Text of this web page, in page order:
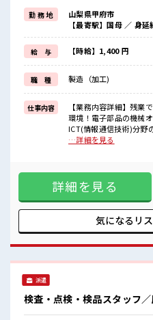
明るすぎたり奇抜でなければ基本
(規定有)≪ラクラク制服アリ≫
制服があるので、
毎日の服装の悩み解消♪
≪初めての仕事だけど自分にもで
新しいことにチャレンジするのは
しっかり働く環境が整っています！
イチからスキルUP・ステップUP
≪様々なお仕事をご提案≫
一人で悩まず気軽に相談できる、
派遣のお仕事です！
■職場の雰囲気
休憩時間にゆっくりできるスペー
職場にはロッカー完備！
私物の置きすぎには注意が必要で
勤 務 地
山梨県甲府市
【最寄駅】国母 ／ 身延
給 与 【時給】1,400 円
職 種 製造（加工)
仕事内容
【業務内容詳細】残業
環境！電子部品の機械
ICT(情報通信技術)分野
ォン、PC、自動車向け
働く≫ 明るすぎたり奇
有)≪ラクラク制服アリ≫
み解消♪ ≪初めての仕
とにチャレンジするの
っています！ イチから
ましょう！ ≪様々なお
りのあるアナタは必見
りできるスペース完備
…詳細を見る
詳細を見る
気になるリ
派遣
検査・点検・検品スタッフ